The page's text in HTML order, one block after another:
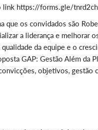
link https://forms.gle/
que os convidados são
a liderança e melhorar
da equipe e o
GAP: Gestão Além da
objetivos, gestão